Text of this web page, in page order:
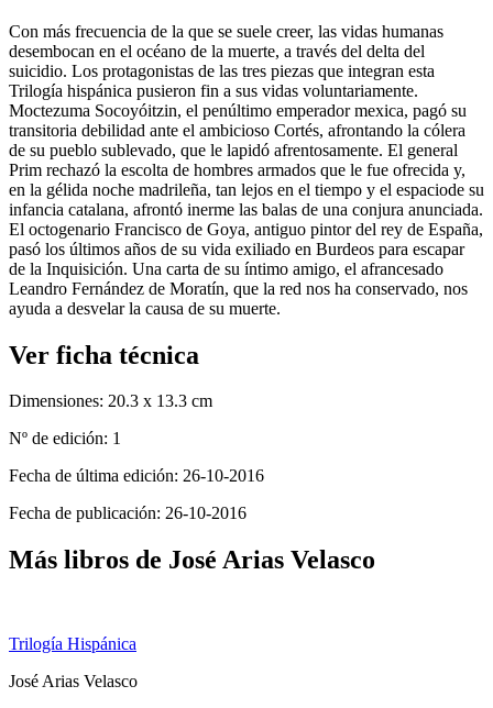
Con más frecuencia de la que se suele creer, las vidas humanas
desembocan en el océano de la muerte, a través del delta del
suicidio. Los protagonistas de las tres piezas que integran esta
Trilogía hispánica pusieron fin a sus vidas voluntariamente.
Moctezuma Socoyóitzin, el penúltimo emperador mexica, pagó su
transitoria debilidad ante el ambicioso Cortés, afrontando la cólera
de su pueblo sublevado, que le lapidó afrentosamente. El general
Prim rechazó la escolta de hombres armados que le fue ofrecida y,
en la gélida noche madrileña, tan lejos en el tiempo y el espaciode su
infancia catalana, afrontó inerme las balas de una conjura anunciada.
El octogenario Francisco de Goya, antiguo pintor del rey de España,
pasó los últimos años de su vida exiliado en Burdeos para escapar
de la Inquisición. Una carta de su íntimo amigo, el afrancesado
Leandro Fernández de Moratín, que la red nos ha conservado, nos
ayuda a desvelar la causa de su muerte.
Ver ficha técnica
Dimensiones: 20.3 x 13.3 cm
Nº de edición: 1
Fecha de última edición: 26-10-2016
Fecha de publicación: 26-10-2016
Más libros de José Arias Velasco
Trilogía Hispánica
José Arias Velasco